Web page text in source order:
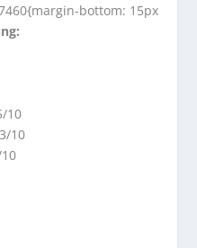
bottom: 15px
10
10